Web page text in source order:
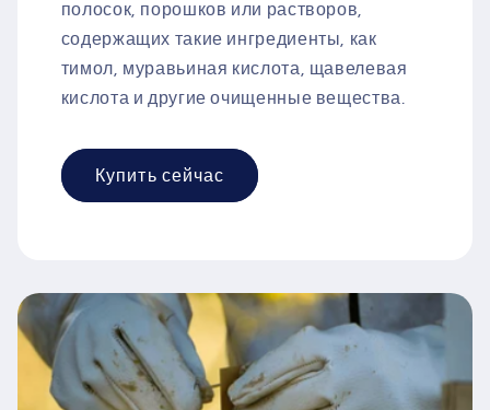
полосок, порошков или растворов,
содержащих такие ингредиенты, как
тимол, муравьиная кислота, щавелевая
кислота и другие очищенные вещества.
Купить сейчас